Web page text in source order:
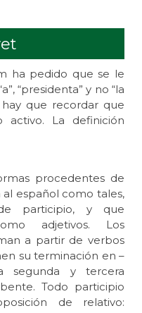
ha pedido que se le
“presidenta” y no “la
hay que recordar que
activo. La definición
procedentes de
español como tales,
participio, y que
adjetivos. Los
a partir de verbos
su terminación en –
y tercera
Todo participio
de relativo: